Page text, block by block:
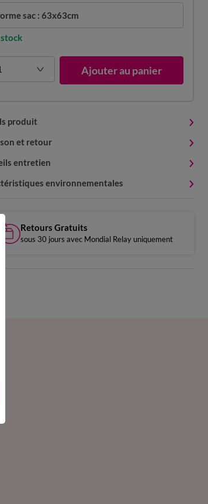
sac : 63x63cm
stock
Ajouter au panier
produit
et retour
entretien
environnementales
Retours Gratuits
sous 30 jours avec Mondial Relay uniquement